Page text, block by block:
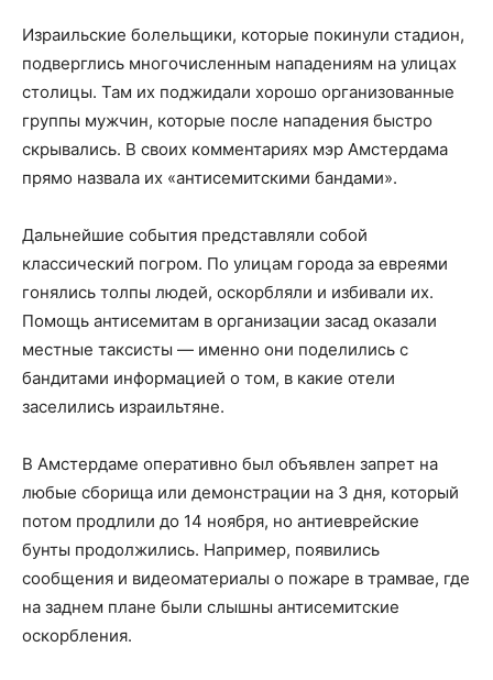
Израильские болельщики, которые покинули стадион,
подверглись многочисленным нападениям на улицах
столицы. Там их поджидали хорошо организованные
группы мужчин, которые после нападения быстро
скрывались. В своих комментариях мэр Амстердама
прямо назвала их «антисемитскими бандами».
Дальнейшие события представляли собой
классический погром. По улицам города за евреями
гонялись толпы людей, оскорбляли и избивали их.
Помощь антисемитам в организации засад оказали
местные таксисты — именно они поделились с
бандитами информацией о том, в какие отели
заселились израильтяне.
В Амстердаме оперативно был объявлен запрет на
любые сборища или демонстрации на 3 дня, который
потом продлили до 14 ноября, но антиеврейские
бунты продолжились. Например, появились
сообщения и видеоматериалы о пожаре в трамвае, где
на заднем плане были слышны антисемитские
оскорбления.